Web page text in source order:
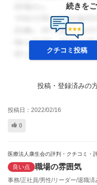
続きを
クチコミ投稿
投稿・登録済みの
投稿日： 2022/02/16
0
医療法人康生会の評判・クチコミ・
良い点 職場の雰囲気
事務 正社員 男性 リーダー 退職済